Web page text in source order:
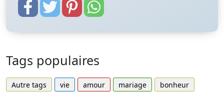
Tags populaires
Autre tags vie amour mariage
bonheur